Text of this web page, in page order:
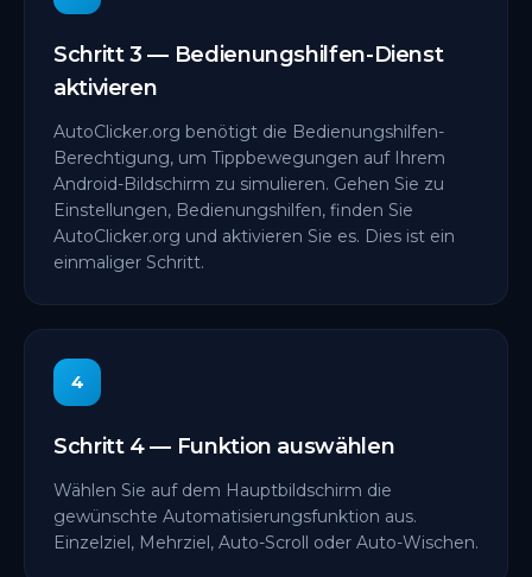
Schritt 3 — Bedienungshilfen-Dienst
aktivieren
AutoClicker.org benötigt die Bedienungshilfen-
Berechtigung, um Tippbewegungen auf Ihrem
Android-Bildschirm zu simulieren. Gehen Sie zu
Einstellungen, Bedienungshilfen, finden Sie
AutoClicker.org und aktivieren Sie es. Dies ist ein
einmaliger Schritt.
4
Schritt 4 — Funktion auswählen
Wählen Sie auf dem Hauptbildschirm die
gewünschte Automatisierungsfunktion aus.
Einzelziel, Mehrziel, Auto-Scroll oder Auto-Wischen.